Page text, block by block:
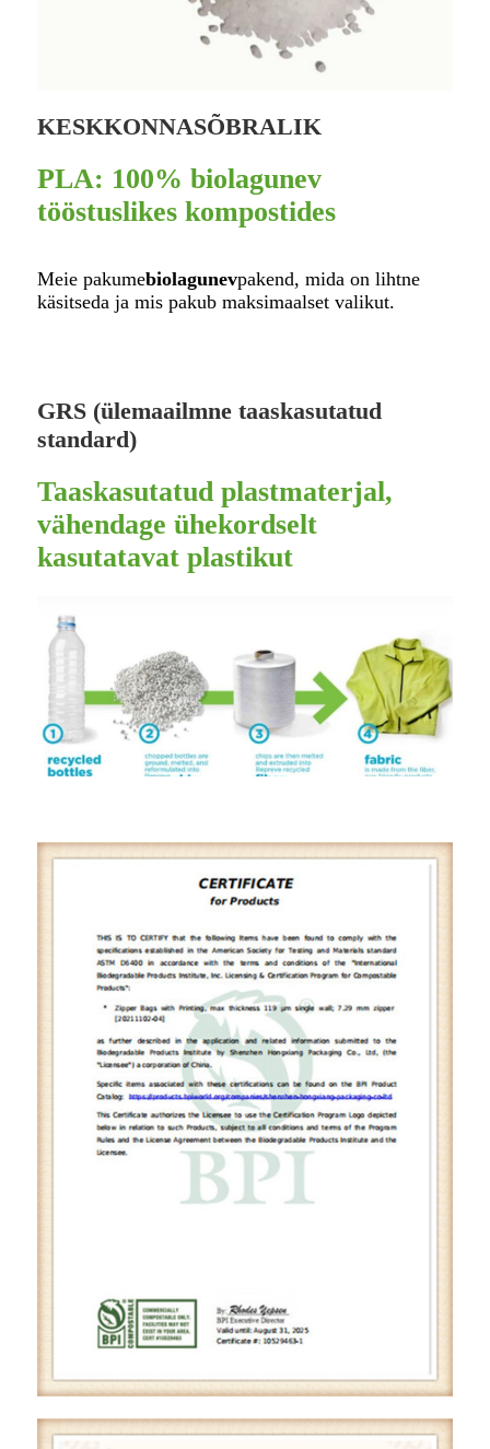
KESKKONNASÕBRALIK
PLA: 100% biolagunev
tööstuslikes kompostides
Meie pakumebiolagunevpakend, mida on lihtne
käsitseda ja mis pakub maksimaalset valikut.
GRS (ülemaailmne taaskasutatud
standard)
Taaskasutatud plastmaterjal,
vähendage ühekordselt
kasutatavat plastikut